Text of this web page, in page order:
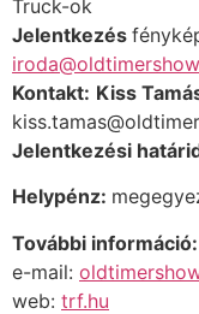
Truck-ok
Jelentkezés
Kontakt: Kiss
Jelentkezési
Helypénz:
További információ:
e-mail:
web: trf.hu